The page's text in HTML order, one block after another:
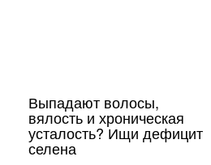
Выпадают волосы,
вялость и хроническая
усталость? Ищи дефицит
селена